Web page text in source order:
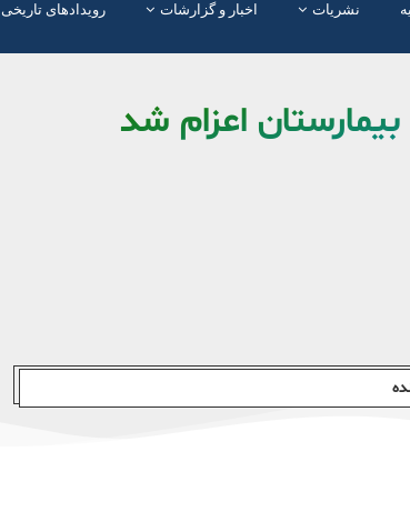
نشریات اخبار و گزارشات رویدادهای تاریخی
اعزام شد